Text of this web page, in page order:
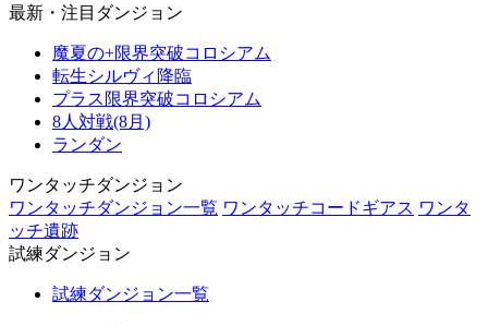
最新・注目ダンジョン
魔夏の+限界突破コロシアム
転生シルヴィ降臨
プラス限界突破コロシアム
8人対戦(8月)
ランダン
ワンタッチダンジョン
ワンタッチダンジョン一覧 ワンタッチコードギアス ワンタ
ッチ遺跡
試練ダンジョン
試練ダンジョン一覧